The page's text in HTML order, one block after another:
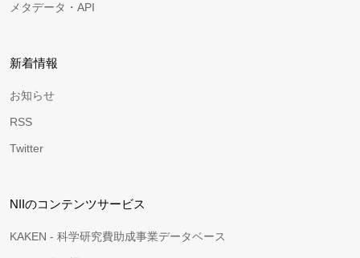
メタデータ・API
新着情報
お知らせ
RSS
Twitter
NIIのコンテンツサービス
KAKEN - 科学研究費助成事業データベース